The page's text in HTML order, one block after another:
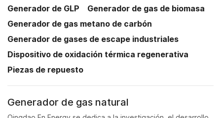
Generador de GLP
Generador de gas de biomasa
Generador de gas metano de carbón
Generador de gases de escape industriales
Dispositivo de oxidación térmica regenerativa
Piezas de repuesto
Generador de gas natural